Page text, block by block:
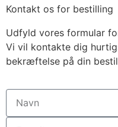
Kontakt os for bestilling
Udfyld vores formular
Vi vil kontakte dig
bekræftelse på din